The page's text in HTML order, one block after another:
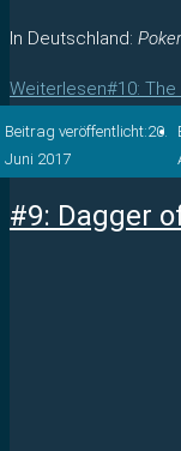
In Deutschland:
Weiterlesen#10:
Beitrag veröffentlicht:20.
Juni 2017
#9: Dagger